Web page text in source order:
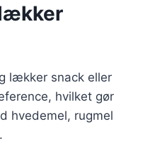
lækker snack eller
hvilket gør
hvedemel, rugmel